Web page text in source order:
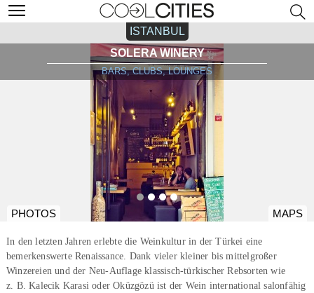
ISTANBUL
SOLERA WINERY
BARS, CLUBS, LOUNGES
PHOTOS MAPS
In den letzten Jahren erlebte die Weinkultur in der Türkei eine
bemerkenswerte Renaissance. Dank vieler kleiner bis mittelgroßer
Winzereien und der Neu-Auflage klassisch-türkischer Rebsorten wie
z. B. Kalecik Karasi oder Oküzgözü ist der Wein international salonfähig